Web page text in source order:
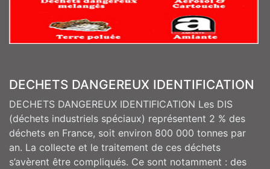
DECHETS DANGEREUX IDENTIFICATION
DECHETS DANGEREUX IDENTIFICATION Les DIS
(déchets industriels spéciaux) représentent 2 % des
déchets en France, soit environ 800 000 tonnes par
an. La collecte et le traitement de ces déchets
s’avèrent être compliqués. Ce sont notamment : des